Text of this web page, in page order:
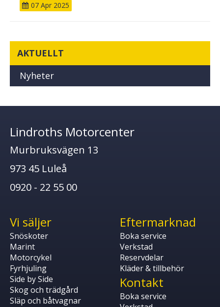
07 Apr 2025
AKTUELLT
Nyheter
Lindroths Motorcenter
Murbruksvägen 13
973 45 Luleå
0920 - 22 55 00
Vi säljer
Snöskoter
Marint
Motorcykel
Fyrhjuling
Side by Side
Skog och trädgård
Släp och båtvagnar
Eftermarknad
Boka service
Verkstad
Reservdelar
Kläder & tillbehör
Kontakt
Boka service